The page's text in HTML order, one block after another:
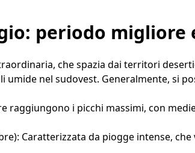
periodo migliore
che spazia dai territori
nel sudovest. Generalmente, si
raggiungono i picchi massimi, con
Caratterizzata da piogge intense,